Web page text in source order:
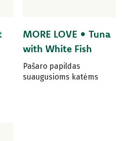
MORE LOVE • Tuna
with White Fish
Pašaro papildas
suaugusioms katėms